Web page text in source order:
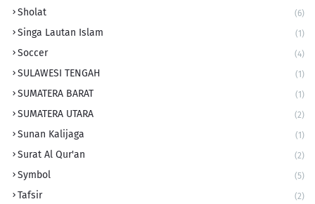
Sholat (6)
Singa Lautan Islam (1)
Soccer (4)
SULAWESI TENGAH (1)
SUMATERA BARAT (1)
SUMATERA UTARA (2)
Sunan Kalijaga (1)
Surat Al Qur'an (2)
Symbol (5)
Tafsir (2)